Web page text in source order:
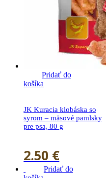
Pridať do
košíka
JK Kuracia klobáska so
syrom – mäsové pamlsky
pre psa, 80 g
2.50 €
Pridať do